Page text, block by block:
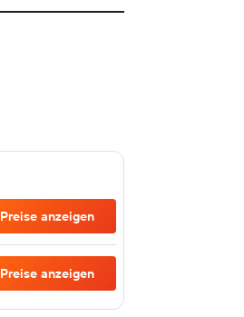
Preise anzeigen
Preise anzeigen